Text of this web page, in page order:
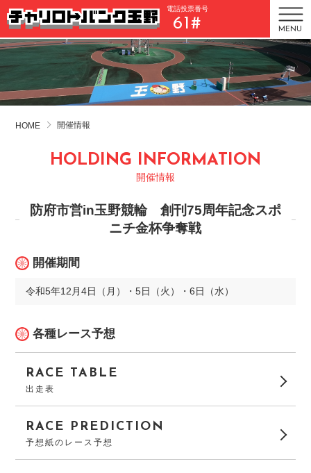
電話投票番号
61# MENU
HOME 開催情報
HOLDING INFORMATION
開催情報
防府市営in玉野競輪 創刊75周年記念スポ
ニチ金杯争奪戦
開催期間
令和5年12月4日（月）・5日（火）・6日（水）
各種レース予想
RACE TABLE
出走表
RACE PREDICTION
予想紙のレース予想